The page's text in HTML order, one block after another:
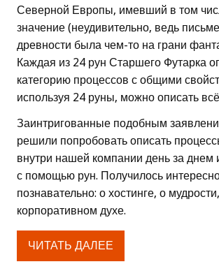
Северной Европы, имевший в том
значение (неудивительно, ведь
древности была чем-то на грани
Каждая из 24 рун Старшего Футарка
категорию процессов с общими
используя 24 руны, можно описать
Заинтригованные подобным
решили попробовать описать
внутри нашей компании день за днем
с помощью рун. Получилось
познавательно: о хостинге, о
корпоративном духе.
ЧИТАТЬ ДАЛЕЕ